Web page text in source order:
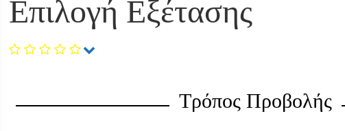
Επιλογή Εξέτασης
Τρόπος Προβολής